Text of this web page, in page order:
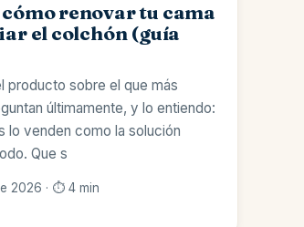
renovar tu cama
el colchón (guía
producto sobre el que más
últimamente, y lo entiendo:
lo venden como la solución
Que s
2026 · ⏱️ 4 min